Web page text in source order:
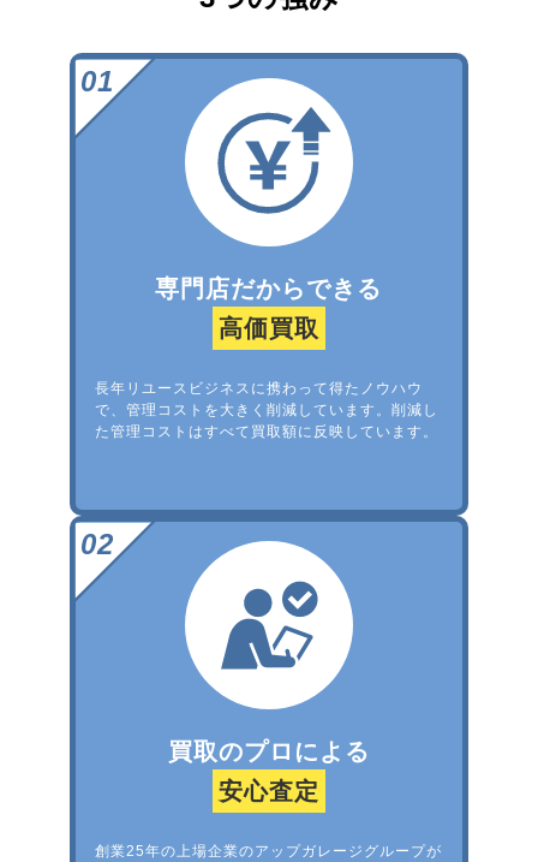
専門店だからできる
高価買取
長年リユースビジネスに携わって得たノウハウ
で、管理コストを大きく削減しています。削減し
た管理コストはすべて買取額に反映しています。
買取のプロによる
安心査定
創業25年の上場企業のアップガレージグループが